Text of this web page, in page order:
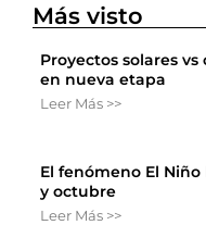
Más visto
Proyectos solares
en nueva etapa
Leer Más >>
El fenómeno El
y octubre
Leer Más >>